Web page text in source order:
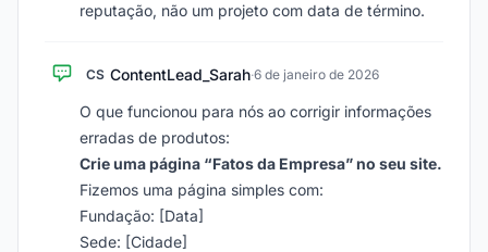
reputação, não um projeto com data de término.
CS ContentLead_Sarah·6 de janeiro de 2026
O que funcionou para nós ao corrigir informações
erradas de produtos:
Crie uma página “Fatos da Empresa” no seu site.
Fizemos uma página simples com:
Fundação: [Data]
Sede: [Cidade]